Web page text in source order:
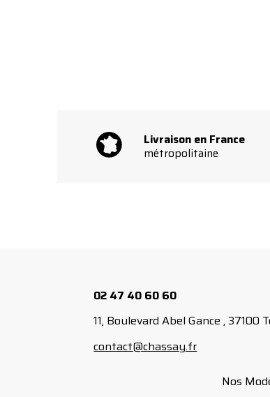
Livraison en France
métropolitaine
02 47 40 60 60
11, Boulevard Abel Gance , 37100
contact@chassay.fr
Nos